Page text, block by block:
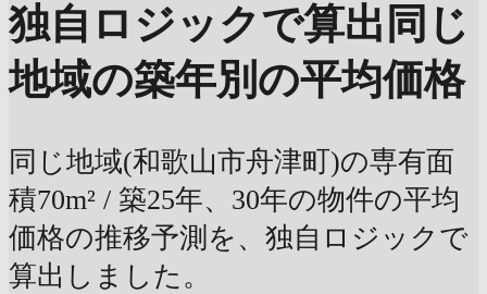
独自ロジックで算出 同じ
地域の築年別の平均価格
同じ地域(和歌山市舟津町)の専有面
積70m² / 築25年、30年の物件の平均
価格の推移予測を、独自ロジックで
算出しました。